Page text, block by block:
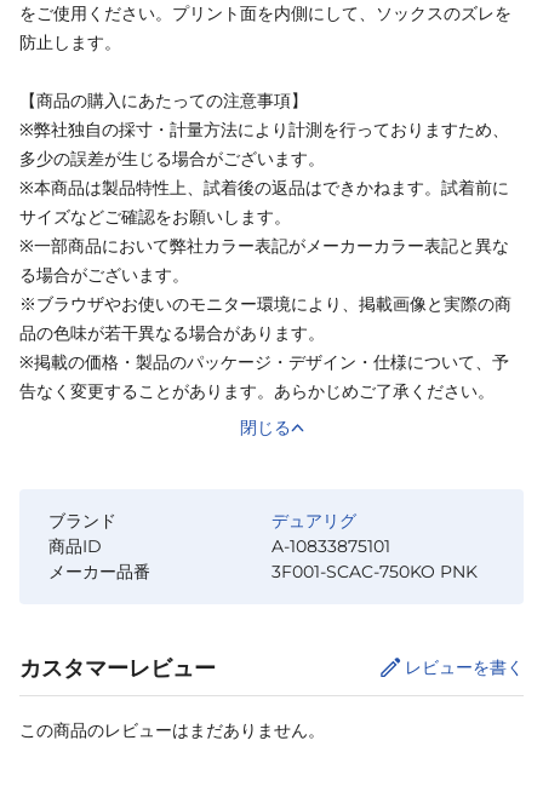
をご使用ください。プリント面を内側にして、ソックスのズレを
防止します。
【商品の購入にあたっての注意事項】
※弊社独自の採寸・計量方法により計測を行っておりますため、
多少の誤差が生じる場合がございます。
※本商品は製品特性上、試着後の返品はできかねます。試着前に
サイズなどご確認をお願いします。
※一部商品において弊社カラー表記がメーカーカラー表記と異な
る場合がございます。
※ブラウザやお使いのモニター環境により、掲載画像と実際の商
品の色味が若干異なる場合があります。
※掲載の価格・製品のパッケージ・デザイン・仕様について、予
告なく変更することがあります。あらかじめご了承ください。
閉じる
ブランド
デュアリグ
商品ID
A-10833875101
メーカー品番
3F001-SCAC-750KO PNK
カスタマーレビュー レビューを書く
この商品のレビューはまだありません。